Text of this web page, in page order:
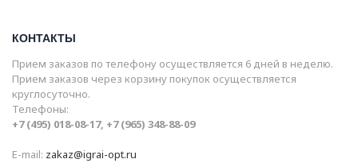
КОНТАКТЫ
Прием заказов по телефону осуществляется 6 дней в неделю.
Прием заказов через корзину покупок осуществляется
круглосуточно.
Телефоны:
+7 (495) 018-08-17, +7 (965) 348-88-09
E-mail: zakaz@igrai-opt.ru